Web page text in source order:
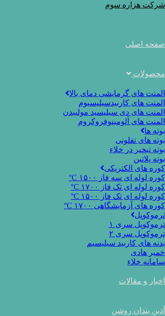
Skip
شرکت هزاره سوم
صفحه اصلی
محصولات
المنت های گرمایشی دمای بالا
المنت های کاربیدسیلیسیوم
المنت های دی سیلیسید مولیبدن
المنت های آلومینوفروکروم
بوته ها
بوته های تفلونی
بوته تبخیر در خلاء
بوته پلاتین
کوره های الکتریکی
کوره لوله ای سه فاز ۱۵۰۰ C°
کوره لوله ای تک فاز ۱۷۰۰ C°
کوره لوله ای تک فاز ۱۵۰۰ C°
کوره های آزمایشگاهی ۱۷۰۰ C°
ترموکوپل
ترموکوپل سری ۱
ترموکوپل سری ۲
بدنه های کاربید سیلیسیم
خمیر هادی
سامانه خلاء
اخبار و مقالات
آذین بندان روشن